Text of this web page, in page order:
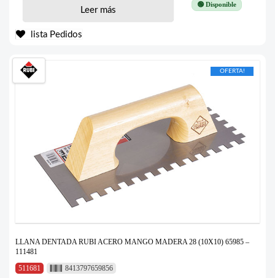
🟢 Disponible
Leer más
lista Pedidos
OFERTA!
LLANA DENTADA RUBI ACERO MANGO MADERA 28 (10X10) 65985 –
111481
511681
8413797659856